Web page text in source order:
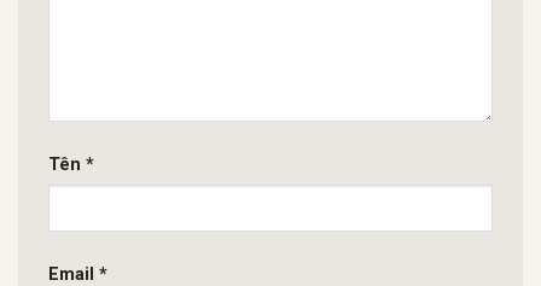
Tên *
Email *